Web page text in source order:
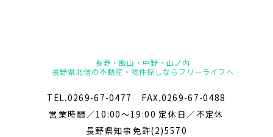
長野・飯山・中野・山ノ内
長野県北信の不動産・物件探しならフリーライフへ
TEL.0269-67-0477 FAX.0269-67-0488
営業時間／10:00～19:00 定休日／不定休
長野県知事免許(2)5570